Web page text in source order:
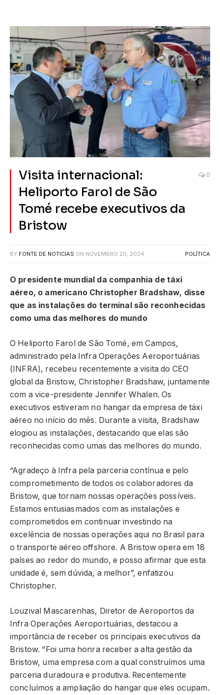
Visita internacional:
Heliporto Farol de São
Tomé recebe executivos da
Bristow
0
BY FONTE DE NOTICIAS ON NOVEMBRO 20, 2024 POLÍTICA
O presidente mundial da companhia de táxi
aéreo, o americano Christopher Bradshaw, disse
que as instalações do terminal são reconhecidas
como uma das melhores do mundo
O Heliporto Farol de São Tomé, em Campos,
administrado pela Infra Operações Aeroportuárias
(INFRA), recebeu recentemente a visita do CEO
global da Bristow, Christopher Bradshaw, juntamente
com a vice-presidente Jennifer Whalen. Os
executivos estiveram no hangar da empresa de táxi
aéreo no início do mês. Durante a visita, Bradshaw
elogiou as instalações, destacando que elas são
reconhecidas como umas das melhores do mundo.
“Agradeço à Infra pela parceria contínua e pelo
comprometimento de todos os colaboradores da
Bristow, que tornam nossas operações possíveis.
Estamos entusiasmados com as instalações e
comprometidos em continuar investindo na
excelência de nossas operações aqui no Brasil para
o transporte aéreo offshore. A Bristow opera em 18
países ao redor do mundo, e posso afirmar que esta
unidade é, sem dúvida, a melhor”, enfatizou
Christopher.
Louzival Mascarenhas, Diretor de Aeroportos da
Infra Operações Aeroportuárias, destacou a
importância de receber os principais executivos da
Bristow. “Foi uma honra receber a alta gestão da
Bristow, uma empresa com a qual construímos uma
parceria duradoura e produtiva. Recentemente
concluímos a ampliação do hangar que eles ocupam.